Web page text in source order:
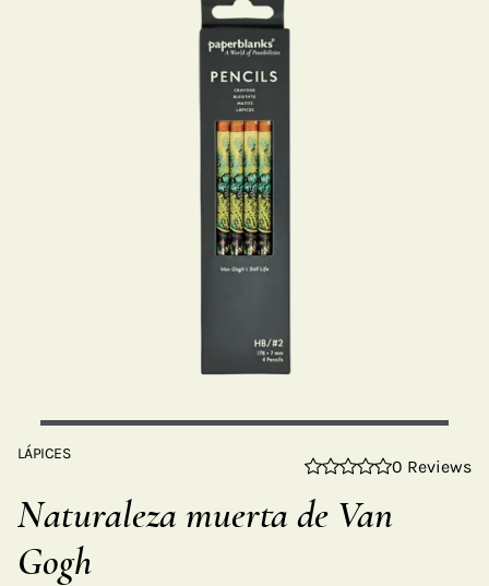
LÁPICES
0 Reviews
Naturaleza muerta de Van
Gogh